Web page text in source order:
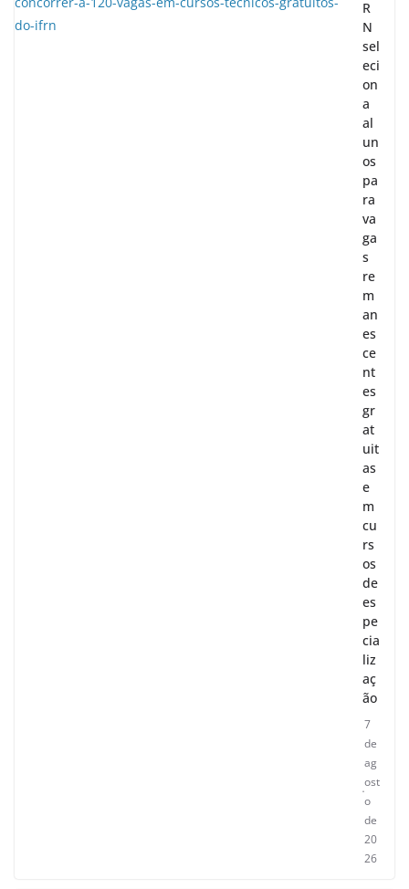
R
N
sel
eci
on
a
al
un
os
pa
ra
va
ga
s
re
m
an
es
ce
nt
es
gr
at
uit
as
e
m
cu
rs
os
de
es
pe
cia
liz
aç
ão
7
de
ag
ost
o
de
20
26